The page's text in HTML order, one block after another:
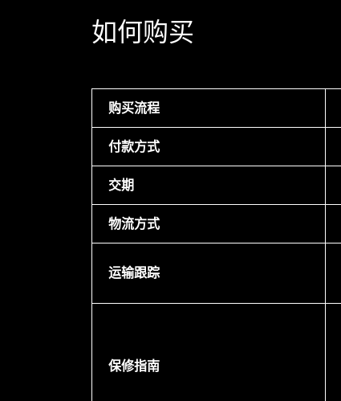
如何购买
购买流程
付款方式
交期
物流方式
运输跟踪
保修指南